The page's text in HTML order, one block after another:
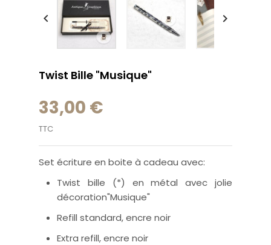
 
Twist Bille "Musique"
33,00 €
TTC
Set écriture en boite à cadeau avec:
Twist bille (*) en métal avec jolie
décoration"Musique"
Refill standard, encre noir
Extra refill, encre noir